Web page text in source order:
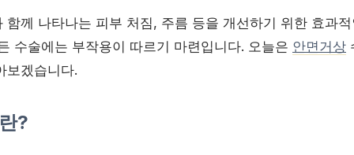
함께 나타나는 피부 처짐, 주름 등을 개선하기 위한 효과
수술에는 부작용이 따르기 마련입니다. 오늘은 안면거상
보겠습니다.
?